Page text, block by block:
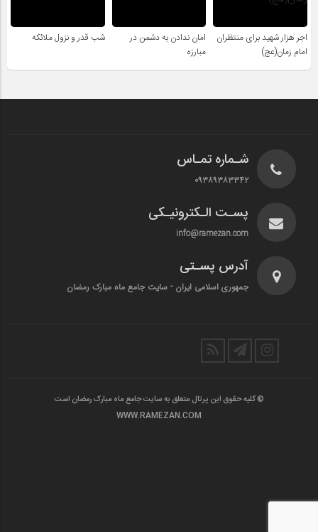
اجر هزار شهید برای منتظران
امام زمان(عج)
امان ندادن به دشمن در
مبارزه
شب قدر و نزول ملائکه
شـماره تمـاس
۰۹۳۸۹۳۸۳۳۴۲
پسـت الـکترونیـکی
info@ramezan.com
آدرس پسـتی
جمهوری اسلامی ایران - سایت جامع ماه مبارک رمضان
© کلیه حقوق این پرتال متعلق به سایت جامع ماه مبارک رمضان است
WWW.RAMEZAN.COM